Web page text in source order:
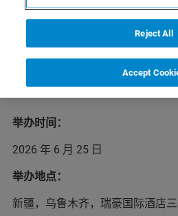
2026年布鲁克磁共振校园行下一
鲁木齐举办，为磁共振学界的新
及常用的液体核磁实验。我们欢
布鲁克与您在乌鲁木齐不见不散！
举办时间：
2026 年 6 月 25 日
举办地点：
新疆，乌鲁木齐，瑞豪国际酒店
Reject All
Accept